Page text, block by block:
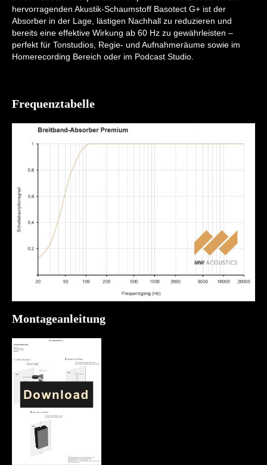
hervorragenden Akustik-Schaumstoff Basotect G+ ist der
Absorber in der Lage, lästigen Nachhall zu reduzieren und
bereits eine effektive Wirkung ab 60 Hz zu gewährleisten –
perfekt für Tonstudios, Regie- und Aufnahmeräume sowie im
Homerecording Bereich oder im Podcast Studio.
Frequenztabelle
Montageanleitung